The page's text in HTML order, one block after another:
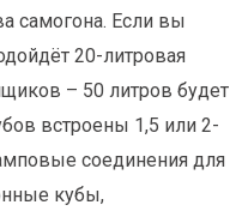
самогона. Если вы
20-литровая
– 50 литров будет
встроены 1,5 или 2-
соединения для
кубы,